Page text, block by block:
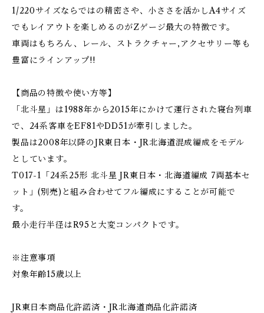
1/220サイズならではの精密さや、小ささを活かしA4サイズ
でもレイアウトを楽しめるのがZゲージ最大の特徴です。
車両はもちろん、レール、ストラクチャー,アクセサリー等も
豊富にラインアップ!!
【商品の特徴や使い方等】
「北斗星」は1988年から2015年にかけて運行された寝台列車
で、24系客車をEF81やDD51が牽引しました。
製品は2008年以降のJR東日本・JR北海道混成編成をモデル
としています。
T017-1「24系25形 北斗星 JR東日本・北海道編成 7両基本セ
ット」(別売)と組み合わせてフル編成にすることが可能で
す。
最小走行半径はR95と大変コンパクトです。
※注意事項
対象年齢15歳以上
JR東日本商品化許諾済・JR北海道商品化許諾済